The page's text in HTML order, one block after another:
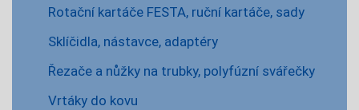
Rotační kartáče FESTA, ruční kartáče, sady
Sklíčidla, nástavce, adaptéry
Řezače a nůžky na trubky, polyfúzní svářečky
Vrtáky do kovu